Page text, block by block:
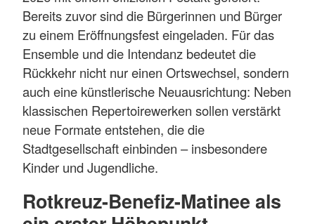
Bereits zuvor sind die Bürgerinnen und Bürger
zu einem Eröffnungsfest ein­geladen. Für das
Ensemble und die Intendanz bedeutet die
Rückkehr nicht nur einen Ortswechsel, sondern
auch eine künstlerische Neuausrichtung: Neben
klassischen Repertoirewerken sollen ver­stärkt
neue Formate entstehen, die die
Stadtgesellschaft einbinden – insbesondere
Kinder und Jugendliche.
Rotkreuz-Benefiz-Matinee als